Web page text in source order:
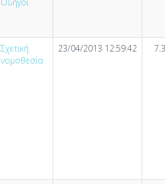
Σχετική
νομοθεσία
23/04/2013 12:59:42